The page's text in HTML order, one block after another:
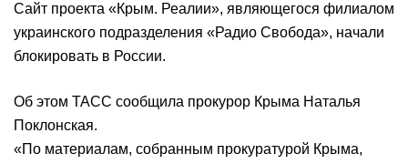
Сайт проекта «Крым. Реалии», являющегося филиалом
украинского подразделения «Радио Свобода», начали
блокировать в России.
Об этом ТАСС сообщила прокурор Крыма Наталья
Поклонская.
«По материалам, собранным прокуратурой Крыма,